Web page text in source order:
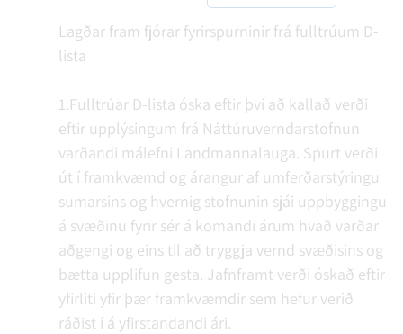
Lagðar fram fjórar fyrirspurninir frá fulltrúum D-
lista
1.Fulltrúar D-lista óska eftir því að kallað verði
eftir upplýsingum frá Náttúruverndarstofnun
varðandi málefni Landmannalauga. Spurt verði
út í framkvæmd og árangur af umferðarstýringu
sumarsins og hvernig stofnunin sjái uppbyggingu
á svæðinu fyrir sér á komandi árum hvað varðar
aðgengi og eins til að tryggja vernd svæðisins og
bætta upplifun gesta. Jafnframt verði óskað eftir
yfirliti yfir þær framkvæmdir sem hefur verið
ráðist í á yfirstandandi ári.